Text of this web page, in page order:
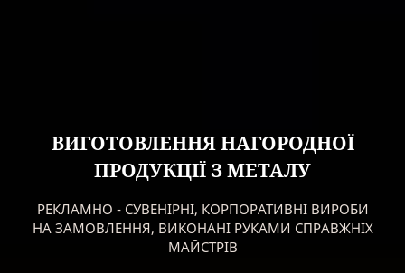
ВИГОТОВЛЕННЯ НАГОРОДНОЇ
ПРОДУКЦІЇ З МЕТАЛУ
РЕКЛАМНО - СУВЕНІРНІ, КОРПОРАТИВНІ ВИРОБИ
НА ЗАМОВЛЕННЯ, ВИКОНАНІ РУКАМИ СПРАВЖНІХ
МАЙСТРІВ